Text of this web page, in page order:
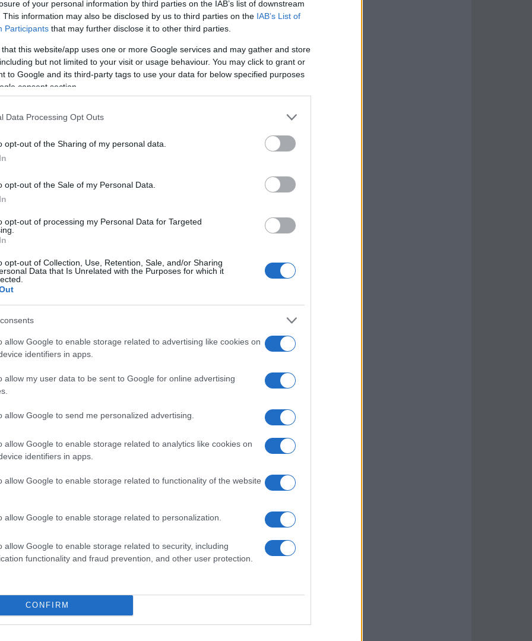
of your personal information by third parties on the IAB’s list of downstream
This information may also be disclosed by us to third parties on the IAB’s List of
Participants that may further disclose it to other third parties.
that this website/app uses one or more Google services and may gather and store
but not limited to your visit or usage behaviour. You may click to grant or
to Google and its third-party tags to use your data for below specified purposes
consent section.
Data Processing Opt Outs
opt-out of the Sharing of my personal data.
opt-out of the Sale of my Personal Data.
opt-out of processing my Personal Data for Targeted
opt-out of Collection, Use, Retention, Sale, and/or Sharing
Data that Is Unrelated with the Purposes for which it
allow Google to enable storage related to advertising like cookies on
identifiers in apps.
allow my user data to be sent to Google for online advertising
allow Google to send me personalized advertising.
allow Google to enable storage related to analytics like cookies on
identifiers in apps.
allow Google to enable storage related to functionality of the website
allow Google to enable storage related to personalization.
allow Google to enable storage related to security, including
functionality and fraud prevention, and other user protection.
CONFIRM
disponibili, puoi esplorare una varietà di
il tuo gioco. Scopriamo insieme
di Atipicishop.
delle scarpe da basket
nel design e nella tecnologia
più rilevanti troviamo l’uso di materiali
vivaci e i design audaci stanno
e lo stile del basket moderno.
alla
permettendo ai giocatori di creare
unico. Su Atipicishop, puoi trovare
che ti permettono di esprimere la tua